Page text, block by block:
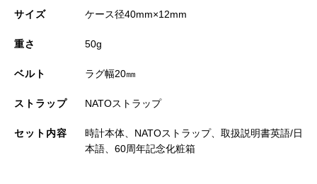
サイズ ケース径40mm×12mm
重さ 50g
ベルト ラグ幅20㎜
ストラップ NATOストラップ
セット内容
時計本体、NATOストラップ、取扱説明書英語/⽇
本語、60周年記念化粧箱